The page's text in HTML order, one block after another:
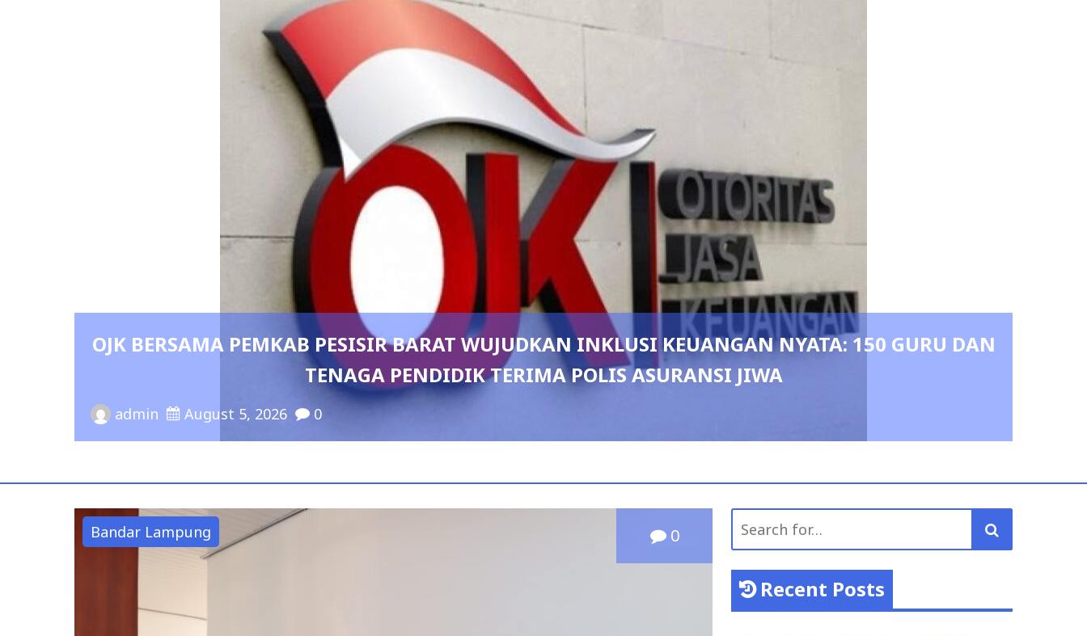
OJK BERSAMA PEMKAB PESISIR BARAT WUJUDKAN INKLUSI KEUANGAN NYATA: 150 GURU DAN
TENAGA PENDIDIK TERIMA POLIS ASURANSI JIWA
admin August 5, 2026 0
Pedang
Bandar Lampung 0
Search
Recent Posts